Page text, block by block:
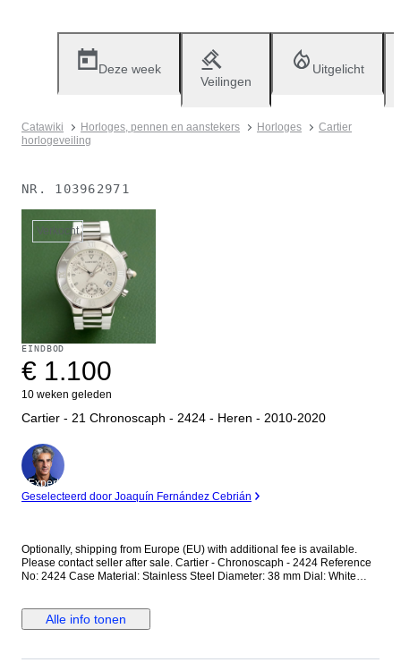
Deze week
Veilingen
Uitgelicht
Catawiki Horloges, pennen en aanstekers Horloges
Cartier
horlogeveiling
NR. 103962971
Verkocht
EINDBOD
€ 1.100
10 weken geleden
Cartier - 21 Chronoscaph - 2424 - Heren - 2010-2020
Expert
Geselecteerd door Joaquín Fernández Cebrián
Optionally, shipping from Europe (EU) with additional fee is available.
Please contact seller after sale. Cartier - Chronoscaph - 2424 Reference
No: 2424 Case Material: Stainless Steel Diameter: 38 mm Dial: White
to 17.5-18 cm wrist approximately Clasp: Hidden Deployment Case Back:
Solid Condition: Worn & Very good condition Movement: Quartz
Box / No Paper (The box that appears in the photos is my shooting
Alle info tonen